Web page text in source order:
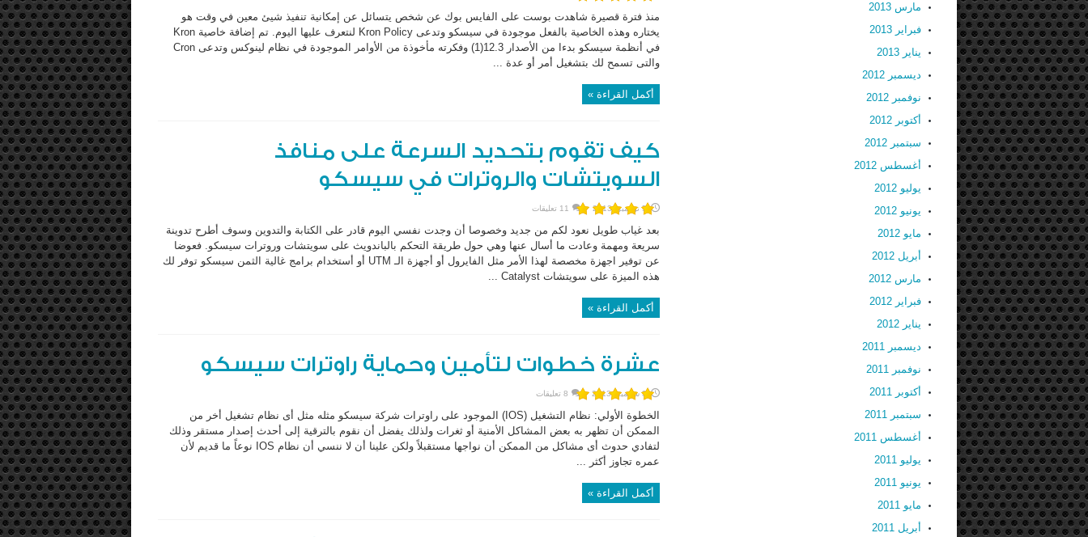
منذ فترة قصيرة شاهدت بوست على الفايس بوك عن شخص يتسائل عن إمكانية تنفيذ شيئ معين في وقت هو
يختاره وهذه الخاصية بالفعل موجودة في سيسكو وتدعى Kron Policy لنتعرف عليها اليوم. تم إضافة خاصية Kron
في أنظمة سيسكو بدءا من الأصدار 12.3(1) وفكرته مأخوذة من الأوامر الموجودة في نظام لينوكس وتدعى Cron
والتى تسمح لك بتشغيل أمر أو عدة ...
أكمل القراءة »
كيف تقوم بتحديد السرعة على منافذ
السويتشات والروترات في سيسكو
5 نوفمبر، 2013 11 تعليقات
بعد غياب طويل نعود لكم من جديد وخصوصا أن وجدت نفسي اليوم قادر على الكتابة والتدوين وسوف أطرح تدوينة
سريعة ومهمة وعادت ما أسال عنها وهي حول طريقة التحكم بالباندويث على سويتشات وروترات سيسكو. فعوضا
عن توفير اجهزة مخصصة لهذا الأمر مثل الفايرول أو أجهزة الـ UTM أو أستخدام برامج غالية الثمن سيسكو توفر لك
هذه الميزة على سويتشات Catalyst ...
أكمل القراءة »
عشرة خطوات لتأمين وحماية راوترات سيسكو
3 سبتمبر، 2013 8 تعليقات
الخطوة اﻷولي: نظام التشغيل (IOS) الموجود على راوترات شركة سيسكو مثله مثل أى نظام تشغيل أخر من
الممكن أن تظهر به بعض المشاكل الأمنية أو ثغرات ولذلك يفضل أن نقوم بالترقية إلى أحدث إصدار مستقر وذلك
لتفادي حدوث أى مشاكل من الممكن أن نواجها مستقبلاً ولكن علينا أن ﻻ ننسي أن نظام IOS نوعاً ما قديم ﻷن
عمره تجاوز أكثر ...
أكمل القراءة »
مارس 2013
فبراير 2013
يناير 2013
ديسمبر 2012
نوفمبر 2012
أكتوبر 2012
سبتمبر 2012
أغسطس 2012
يوليو 2012
يونيو 2012
مايو 2012
أبريل 2012
مارس 2012
فبراير 2012
يناير 2012
ديسمبر 2011
نوفمبر 2011
أكتوبر 2011
سبتمبر 2011
أغسطس 2011
يوليو 2011
يونيو 2011
مايو 2011
أبريل 2011